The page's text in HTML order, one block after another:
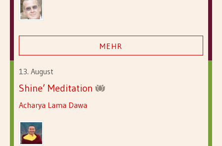
MEHR
13. August
Shine’ Meditation
Acharya Lama Dawa